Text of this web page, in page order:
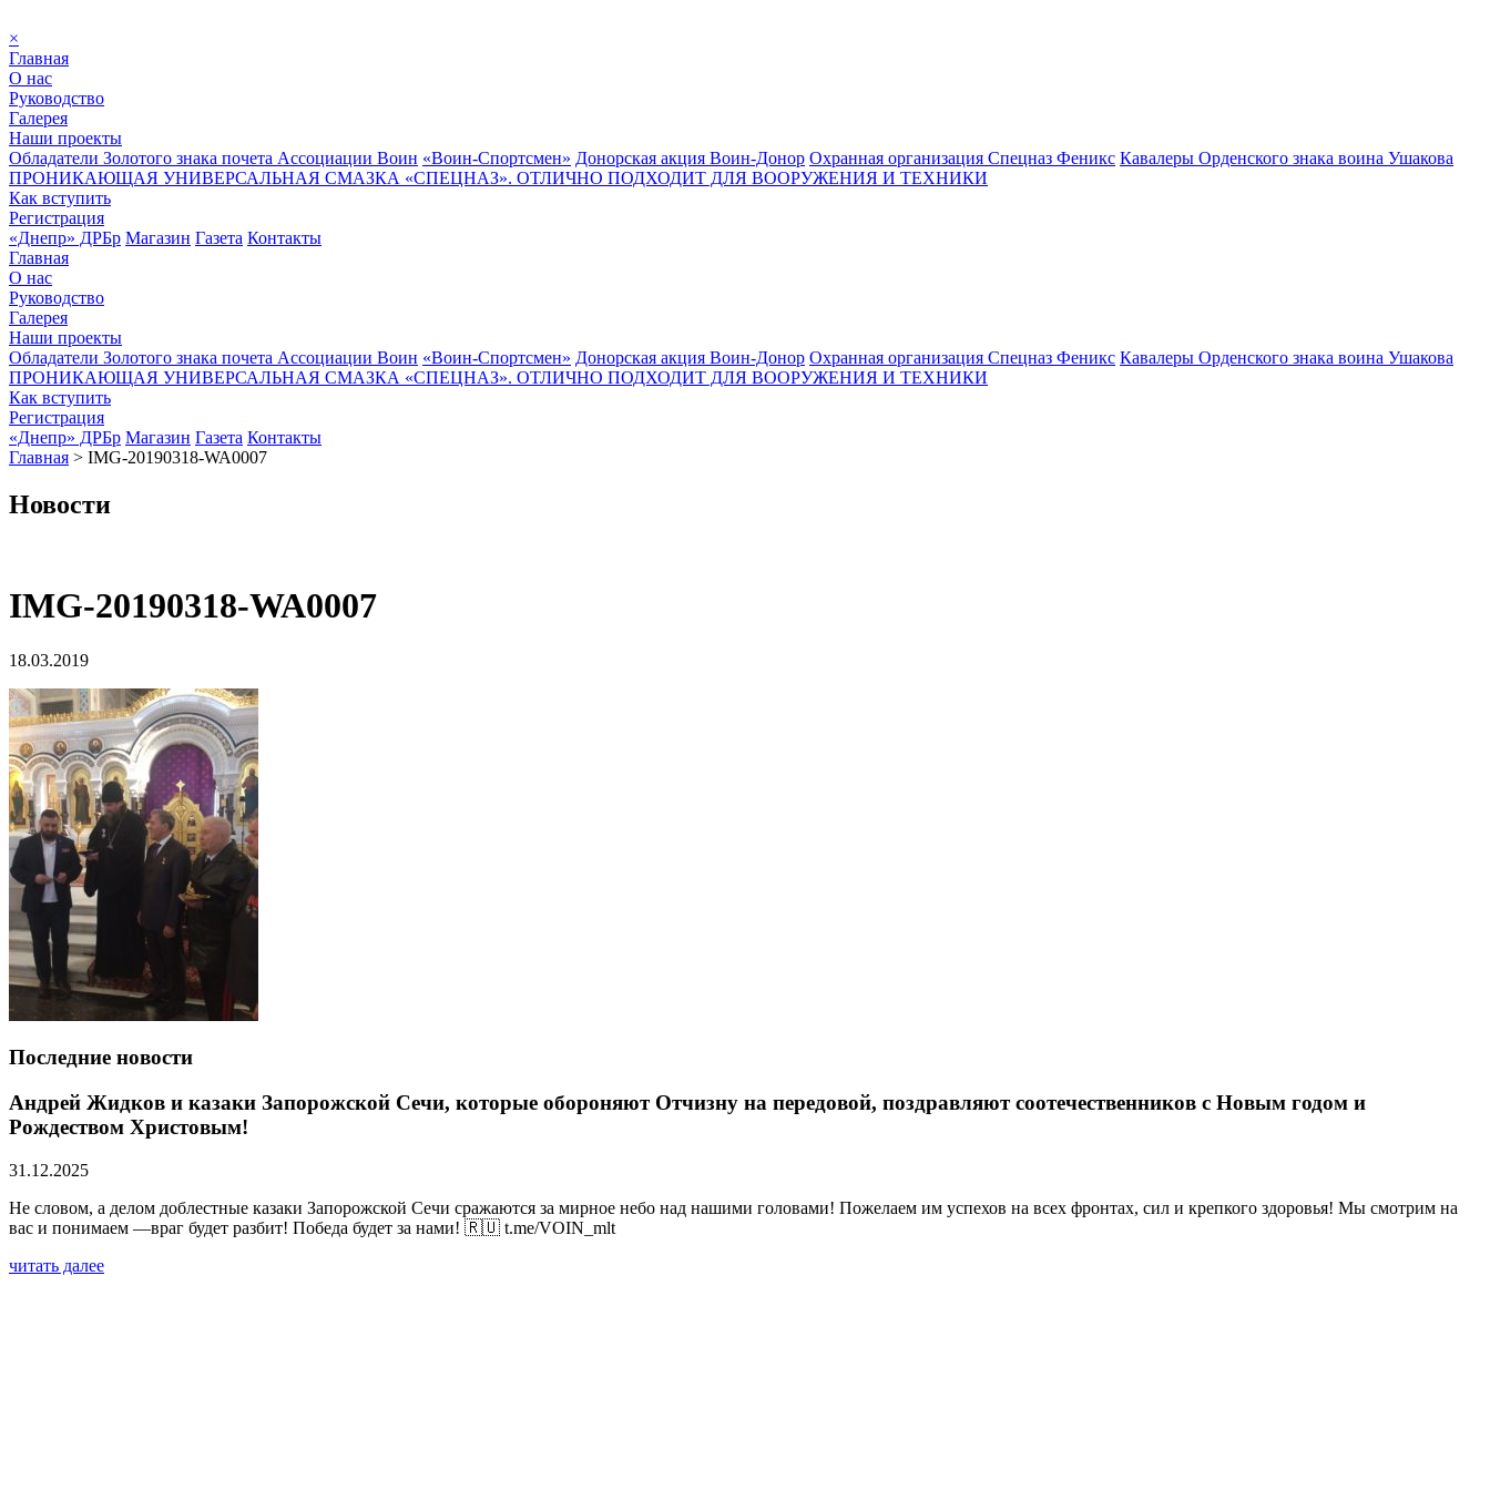
×
Главная
О нас
Руководство
Галерея
Наши проекты
Обладатели Золотого знака почета Ассоциации Воин «Воин-Спортсмен» Донорская акция Воин-Донор Охранная организация Спецназ Феникс Кавалеры Орденского знака воина Ушакова
ПРОНИКАЮЩАЯ УНИВЕРСАЛЬНАЯ СМАЗКА «СПЕЦНАЗ». ОТЛИЧНО ПОДХОДИТ ДЛЯ ВООРУЖЕНИЯ И ТЕХНИКИ
Как вступить
Регистрация
«Днепр» ДРБр Магазин Газета Контакты
Главная
О нас
Руководство
Галерея
Наши проекты
Обладатели Золотого знака почета Ассоциации Воин «Воин-Спортсмен» Донорская акция Воин-Донор Охранная организация Спецназ Феникс Кавалеры Орденского знака воина Ушакова
ПРОНИКАЮЩАЯ УНИВЕРСАЛЬНАЯ СМАЗКА «СПЕЦНАЗ». ОТЛИЧНО ПОДХОДИТ ДЛЯ ВООРУЖЕНИЯ И ТЕХНИКИ
Как вступить
Регистрация
«Днепр» ДРБр Магазин Газета Контакты
Главная > IMG-20190318-WA0007
Новости
IMG-20190318-WA0007
18.03.2019
Последние новости
Андрей Жидков и казаки Запорожской Сечи, которые обороняют Отчизну на передовой, поздравляют соотечественников с Новым годом и
Рождеством Христовым!
31.12.2025
Не словом, а делом доблестные казаки Запорожской Сечи сражаются за мирное небо над нашими головами! Пожелаем им успехов на всех фронтах, сил и крепкого здоровья! Мы смотрим на
вас и понимаем —враг будет разбит! Победа будет за нами! 🇷🇺 t.me/VOIN_mlt
читать далее